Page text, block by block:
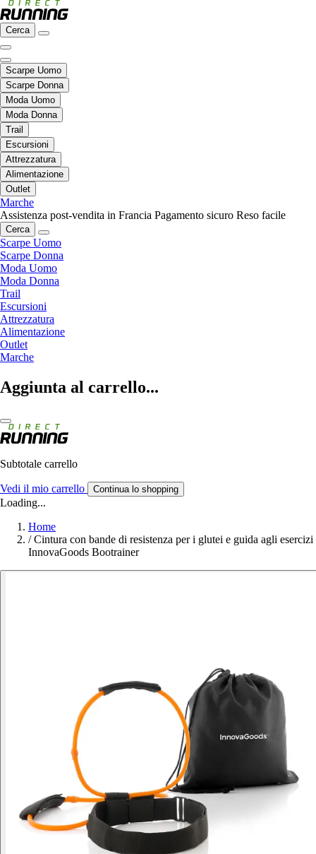
Cerca
Scarpe Uomo
Scarpe Donna
Moda Uomo
Moda Donna
Trail
Escursioni
Attrezzatura
Alimentazione
Outlet
Marche
Assistenza post-vendita in Francia Pagamento sicuro Reso facile
Cerca
Scarpe Uomo
Scarpe Donna
Moda Uomo
Moda Donna
Trail
Escursioni
Attrezzatura
Alimentazione
Outlet
Marche
Aggiunta al carrello...
Subtotale carrello
Vedi il mio carrello Continua lo shopping
Loading...
Home
/ Cintura con bande di resistenza per i glutei e guida agli esercizi
InnovaGoods Bootrainer